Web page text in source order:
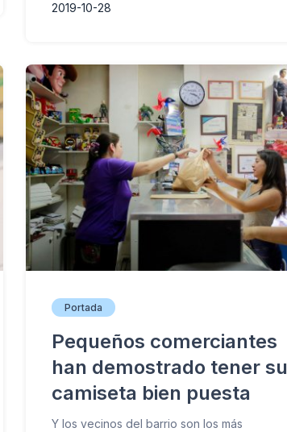
2019-10-28
Portada
Pequeños comerciantes
han demostrado tener su
camiseta bien puesta
Y los vecinos del barrio son los más